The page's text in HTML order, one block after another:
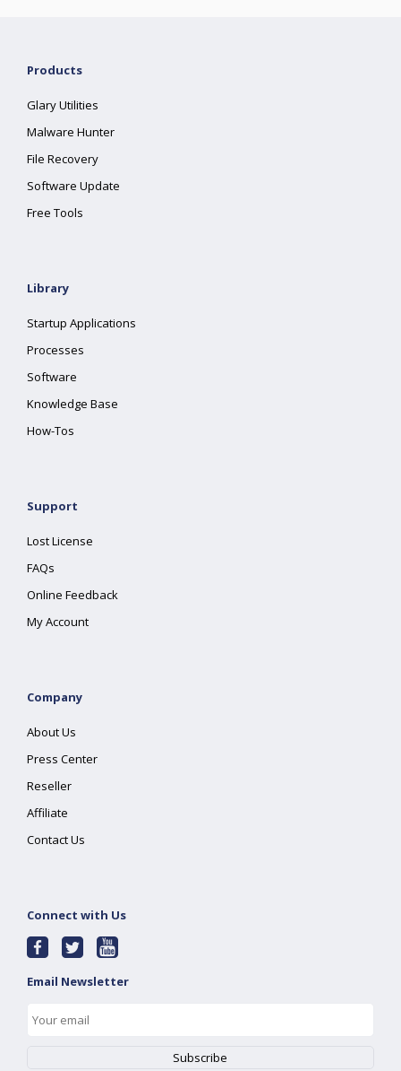
Products
Glary Utilities
Malware Hunter
File Recovery
Software Update
Free Tools
Library
Startup Applications
Processes
Software
Knowledge Base
How-Tos
Support
Lost License
FAQs
Online Feedback
My Account
Company
About Us
Press Center
Reseller
Affiliate
Contact Us
Connect with Us
Email Newsletter